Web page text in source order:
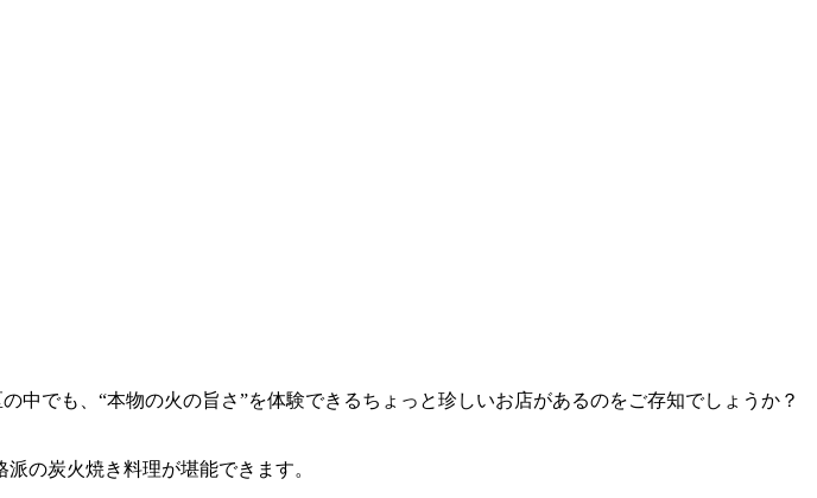
でも、“本物の火の旨さ”を体験できるちょっと珍しいお店があるのをご存知でしょうか？
の炭火焼き料理が堪能できます。